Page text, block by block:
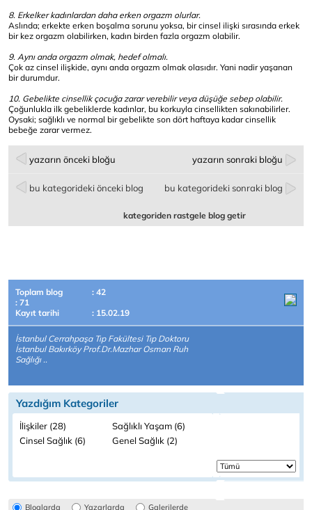
8. Erkelker kadınlardan daha erken orgazm olurlar.
Aslında; erkekte erken boşalma sorunu yoksa, bir cinsel ilişki sırasında erkek
bir kez orgazm olabilirken, kadın birden fazla orgazm olabilir.
9. Aynı anda orgazm olmak, hedef olmalı.
Çok az cinsel ilişkide, aynı anda orgazm olmak olasıdır. Yani nadir yaşanan
bir durumdur.
10. Gebelikte cinsellik çocuğa zarar verebilir veya düşüğe sebep olabilir.
Çoğunlukla ilk gebeliklerde kadınlar, bu korkuyla cinsellikten sakınabilirler.
Oysaki; sağlıklı ve normal bir gebelikte son dört haftaya kadar cinsellik
bebeğe zarar vermez.
yazarın önceki bloğu yazarın sonraki bloğu
bu kategorideki önceki blog bu kategorideki sonraki blog
kategoriden rastgele blog getir
Toplam blog
: 42
: 71
Kayıt tarihi
: 15.02.19
İstanbul Cerrahpaşa Tıp Fakültesi Tıp Doktoru
İstanbul Bakırköy Prof.Dr.Mazhar Osman Ruh
Sağlığı ..
Yazdığım Kategoriler
İlişkiler (28)
Sağlıklı Yaşam (6)
Cinsel Sağlık (6)
Genel Sağlık (2)
Bloglarda Yazarlarda Galerilerde